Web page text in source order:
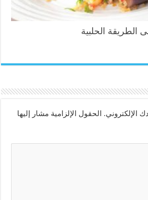
الحلبية
الإلكتروني.
الحقول الإلزامية مشار إليها